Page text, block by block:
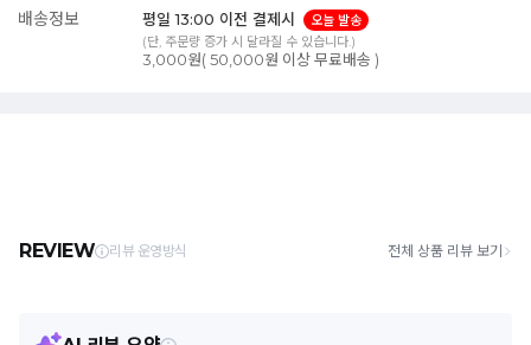
배송정보 평일 13:00 이전 결제시
오늘 발송
(단, 주문량 증가 시 달라질 수 있습니다.)
3,000원( 50,000원 이상 무료배송 )